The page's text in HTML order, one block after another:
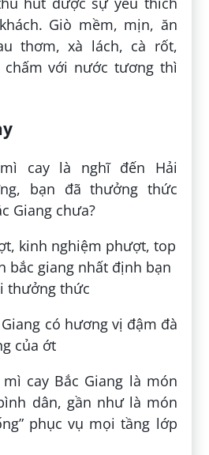
Giò mềm, mịn, ăn
thơm, xà lách, cà rốt,
chấm với nước tương thì
cay là nghĩ đến Hải
bạn đã thưởng thức
Giang chưa?
có hương vị đậm đà
của ớt
cay Bắc Giang là món
dân, gần như là món
phục vụ mọi tầng lớp